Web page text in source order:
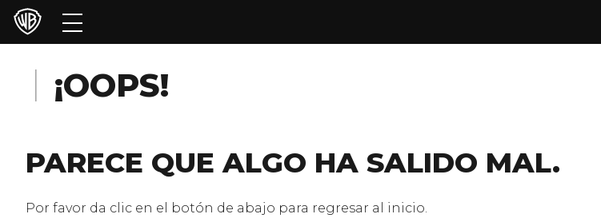
Películas
Franquicias
Colecciones
¡OOPS!
PARECE QUE ALGO HA SALIDO MAL.
Por favor da clic en el botón de abajo para regresar al inicio.